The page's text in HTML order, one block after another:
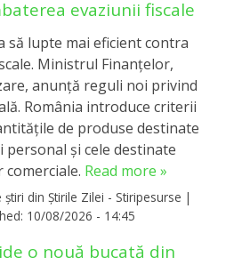
evaziunii fiscale
să lupte mai eficient contra
Ministrul Finanțelor,
anunță reguli noi privind
România introduce criterii
de produse destinate
personal și cele destinate
Read more »
știri din Știrile Zilei - Stiripesurse |
10/08/2026 - 14:45
o nouă bucată din